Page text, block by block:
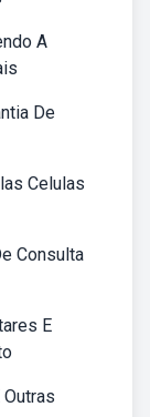
A
De
Celulas
Consulta
E